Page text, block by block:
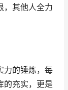
，其他人全力
力的锤炼，每
的充实，更是